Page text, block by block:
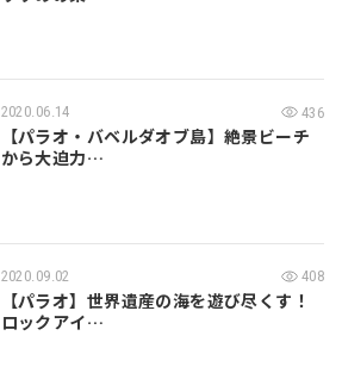
2020.06.14 436
【パラオ・バベルダオブ島】絶景ビーチ
から大迫力…
2020.09.02 408
【パラオ】世界遺産の海を遊び尽くす！
ロックアイ…